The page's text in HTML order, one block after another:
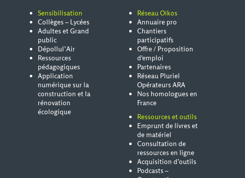
Sensibilisation
Collèges – Lycées
Adultes et Grand
public
Dépollul’Air
Ressources
pédagogiques
Application
numérique sur la
construction et la
rénovation
écologique
Réseau Oïkos
Annuaire pro
Chantiers
participatifs
Offre / Proposition
d'emploi
Partenaires
Réseau Pluriel
Opérateurs ARA
Nos homologues en
France
Ressources et outils
Emprunt de livres et
de matériel
Consultation de
ressources en ligne
Acquisition d’outils
Podcasts –